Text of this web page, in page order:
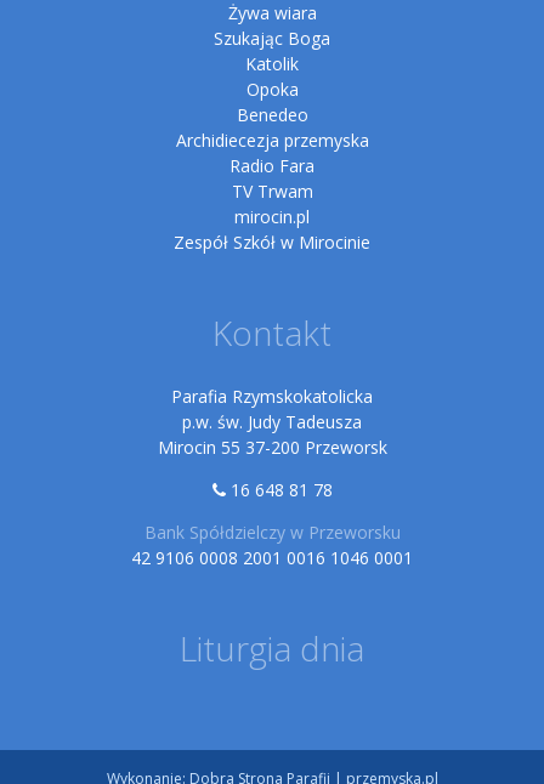
Żywa wiara
Szukając Boga
Katolik
Opoka
Benedeo
Archidiecezja przemyska
Radio Fara
TV Trwam
mirocin.pl
Zespół Szkół w Mirocinie
Kontakt
Parafia Rzymskokatolicka
p.w. św. Judy Tadeusza
Mirocin 55 37-200 Przeworsk
16 648 81 78
Bank Spółdzielczy w Przeworsku
42 9106 0008 2001 0016 1046 0001
Liturgia dnia
Wykonanie: Dobra Strona Parafii | przemyska.pl